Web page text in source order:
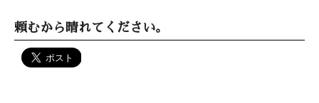
頼むから晴れてください。